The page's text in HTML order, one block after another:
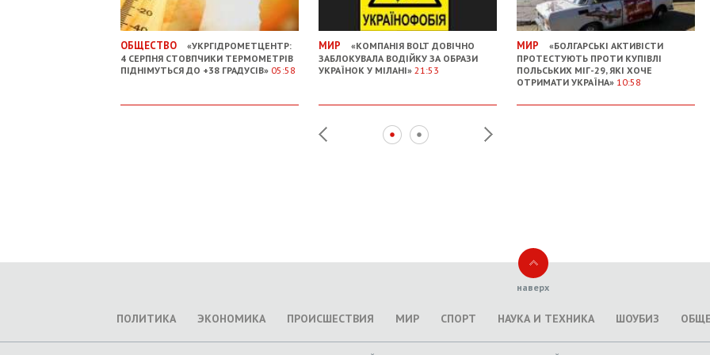
ОБЩЕСТВО
«УКРГІДРОМЕТЦЕНТР:
4 СЕРПНЯ СТОВПЧИКИ ТЕРМОМЕТРІВ
ПІДНІМУТЬСЯ ДО +38 ГРАДУСІВ» 05:58
МИР
«КОМПАНІЯ BOLT ДОВІЧНО
ЗАБЛОКУВАЛА ВОДІЙКУ ЗА ОБРАЗИ
УКРАЇНОК У МІЛАНІ» 21:53
МИР
«БОЛГАРСЬКІ АКТИВІСТИ
ПРОТЕСТУЮТЬ ПРОТИ КУПІВЛІ
ПОЛЬСЬКИХ МІГ-29, ЯКІ ХОЧЕ
ОТРИМАТИ УКРАЇНА» 10:58
наверх
ПОЛИТИКА ЭКОНОМИКА ПРОИСШЕСТВИЯ МИР СПОРТ НАУКА И ТЕХНИКА ШОУБИЗ